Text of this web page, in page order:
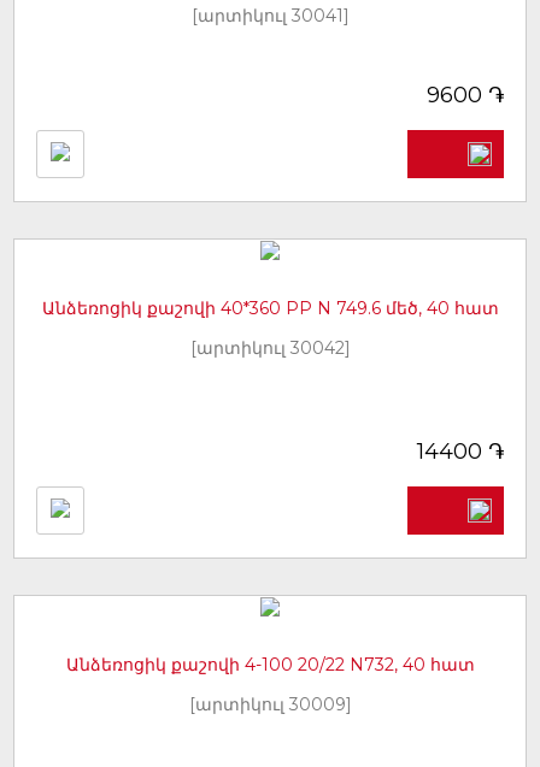
[արտիկուլ 30041]
9600 ֏
Անձեռոցիկ քաշովի 40*360 PP N 749.6 մեծ, 40 հատ
[արտիկուլ 30042]
14400 ֏
Անձեռոցիկ քաշովի 4-100 20/22 N732, 40 հատ
[արտիկուլ 30009]